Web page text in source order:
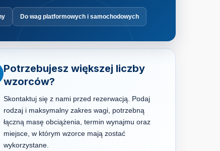
Do wag platformowych i samochodowych
Potrzebujesz większej liczby
wzorców?
Skontaktuj się z nami przed rezerwacją. Podaj
rodzaj i maksymalny zakres wagi, potrzebną
łączną masę obciążenia, termin wynajmu oraz
miejsce, w którym wzorce mają zostać
wykorzystane.